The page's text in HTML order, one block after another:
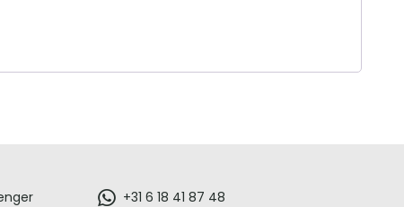
+31 6 18 41 87 48